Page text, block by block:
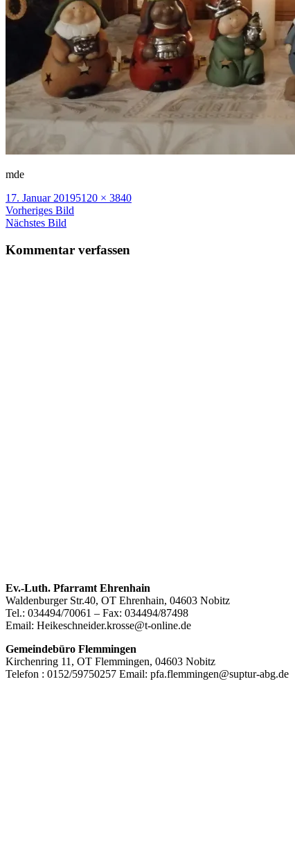
mde
Veröffentlicht
am
17. Januar 2019Volle
5120 × 3840
Vorheriges Bild
Nächstes Bild
Kommentar verfassen
Footer
Inhalt
Ev.-Luth. Pfarramt Ehrenhain
Waldenburger Str.40, OT Ehrenhain, 04603 Nobitz
Tel.: 034494/70061 – Fax: 034494/87498
Email: Heikeschneider.krosse@t-online.de
Gemeindebüro Flemmingen
Kirchenring 11, OT Flemmingen, 04603 Nobitz
Telefon : 0152/59750257 Email: pfa.flemmingen@suptur-abg.de